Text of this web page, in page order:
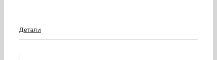
Детали